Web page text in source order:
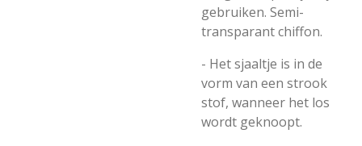
gebruiken. Semi-
transparant chiffon.
- Het sjaaltje is in de
vorm van een strook
stof, wanneer het los
wordt geknoopt.